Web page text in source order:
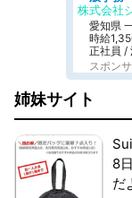
株式会社
愛知県
時給
正社員 /
スポン
姉妹サイト
8
だ